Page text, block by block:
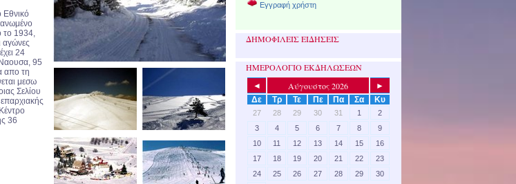
Εθνικό
το 1934,
αγώνες
24
Ναουσα, 95
απο τη
μεσω
Σελίου
36
Εγγραφή χρήστη
ΔΗΜΟΦΙΛΕΙΣ ΕΙΔΗΣΕΙΣ
ΗΜΕΡΟΛΟΓΙΟ ΕΚΔΗΛΩΣΕΩΝ
◄ Αύγουστος 2026
►
Δε
Τρ Τε Πε Πα Σα Κυ
27 28 29 30 31 1
2
3
4 5 6 7 8
9
10
11 12 13 14 15
16
17
18 19 20 21 22
23
24
25 26 27 28 29
30